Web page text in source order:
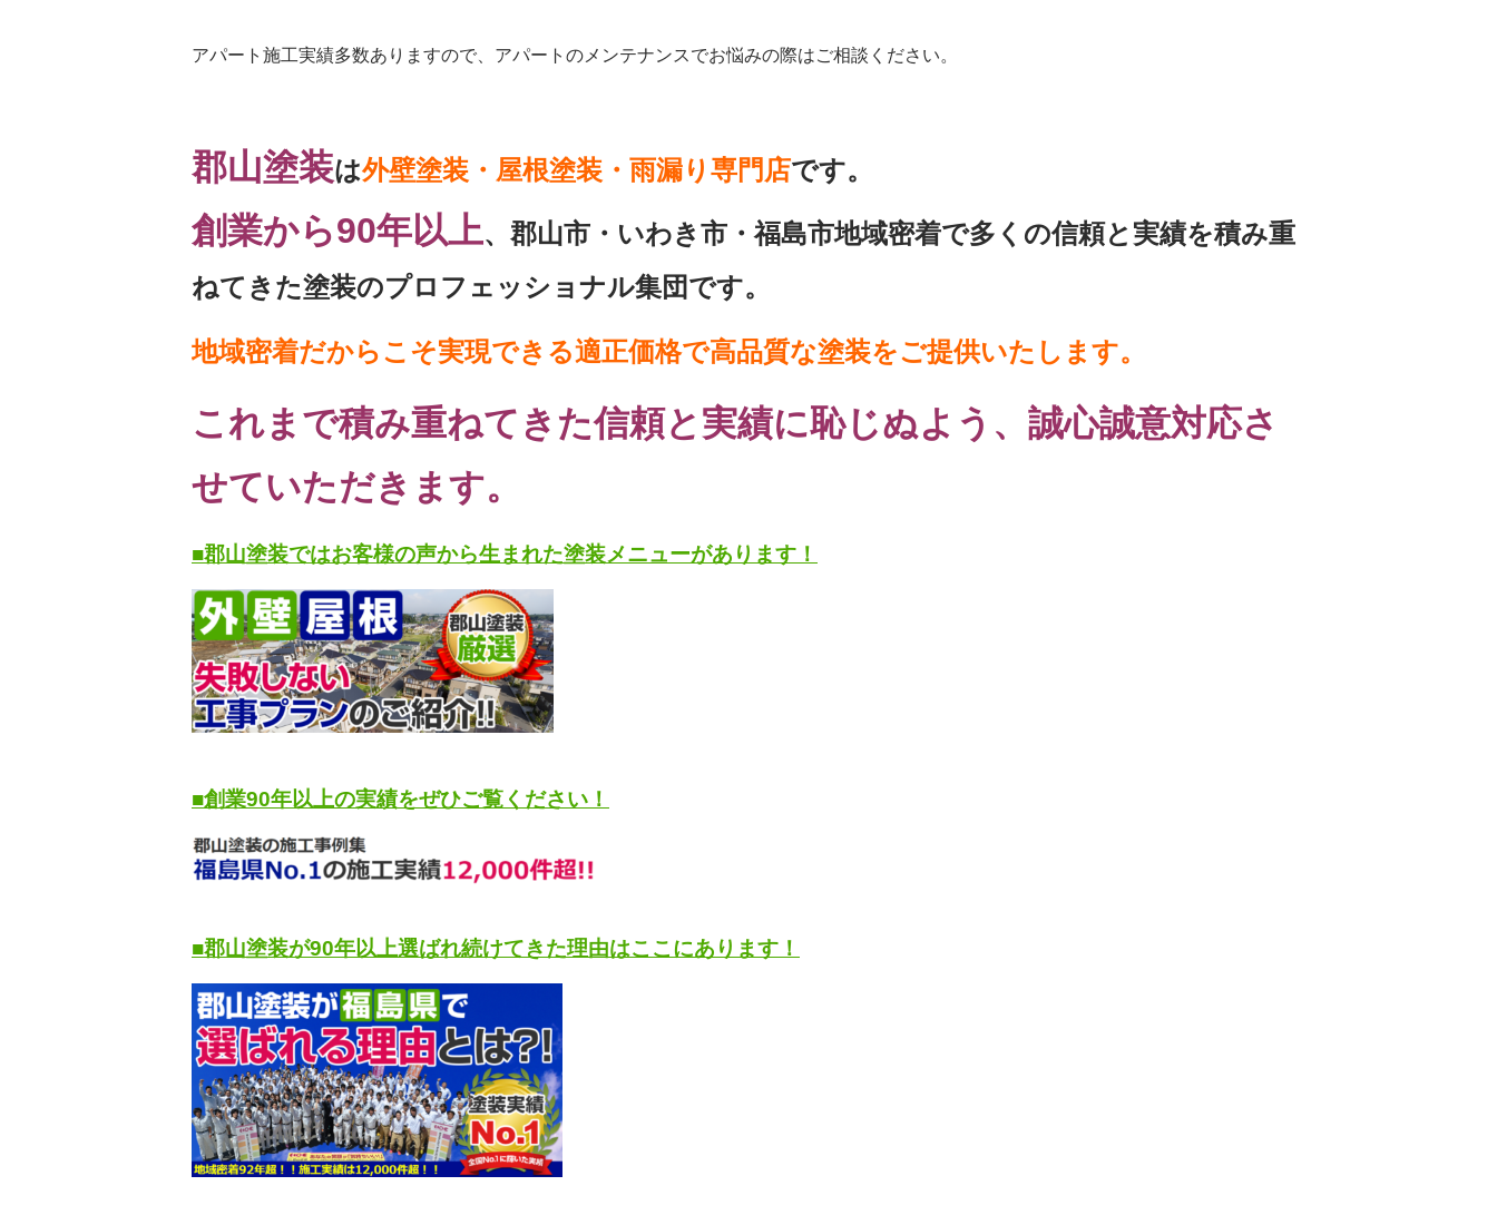
アパート施工実績多数ありますので、アパートのメンテナンスでお悩みの際はご相談ください。
郡山塗装は外壁塗装・屋根塗装・雨漏り専門店です。
創業から90年以上、郡山市・いわき市・福島市地域密着で多くの信頼と実績を積み重
ねてきた塗装のプロフェッショナル集団です。
地域密着だからこそ実現できる適正価格で高品質な塗装をご提供いたします。
これまで積み重ねてきた信頼と実績に恥じぬよう、誠心誠意対応さ
せていただきます。
■郡山塗装ではお客様の声から生まれた塗装メニューがあります！
■創業90年以上の実績をぜひご覧ください！
■郡山塗装が90年以上選ばれ続けてきた理由はここにあります！